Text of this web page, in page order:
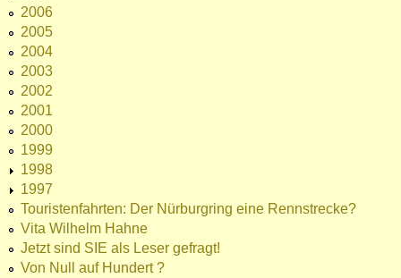
2006
2005
2004
2003
2002
2001
2000
1999
1998
1997
Touristenfahrten: Der Nürburgring eine Rennstrecke?
Vita Wilhelm Hahne
Jetzt sind SIE als Leser gefragt!
Von Null auf Hundert ?